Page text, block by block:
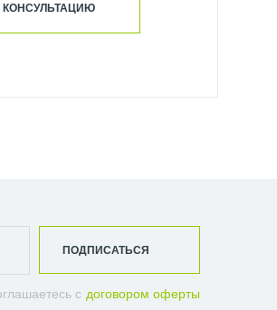
КОНСУЛЬТАЦИЮ
с договором оферты
ПОДПИСАТЬСЯ